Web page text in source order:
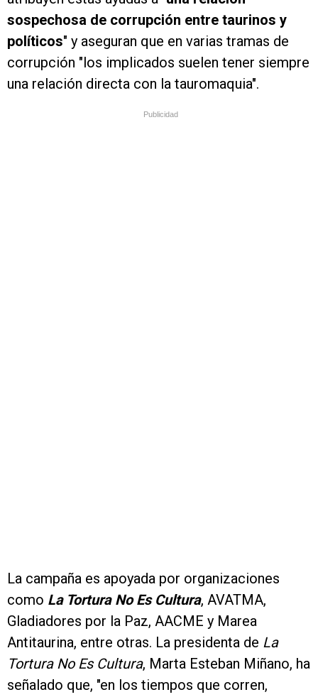
sospechosa de corrupción entre taurinos y
políticos" y aseguran que en varias tramas de
corrupción "los implicados suelen tener siempre
una relación directa con la tauromaquia".
Publicidad
La campaña es apoyada por organizaciones
como La Tortura No Es Cultura, AVATMA,
Gladiadores por la Paz, AACME y Marea
Antitaurina, entre otras. La presidenta de La
Tortura No Es Cultura, Marta Esteban Miñano, ha
señalado que, "en los tiempos que corren,